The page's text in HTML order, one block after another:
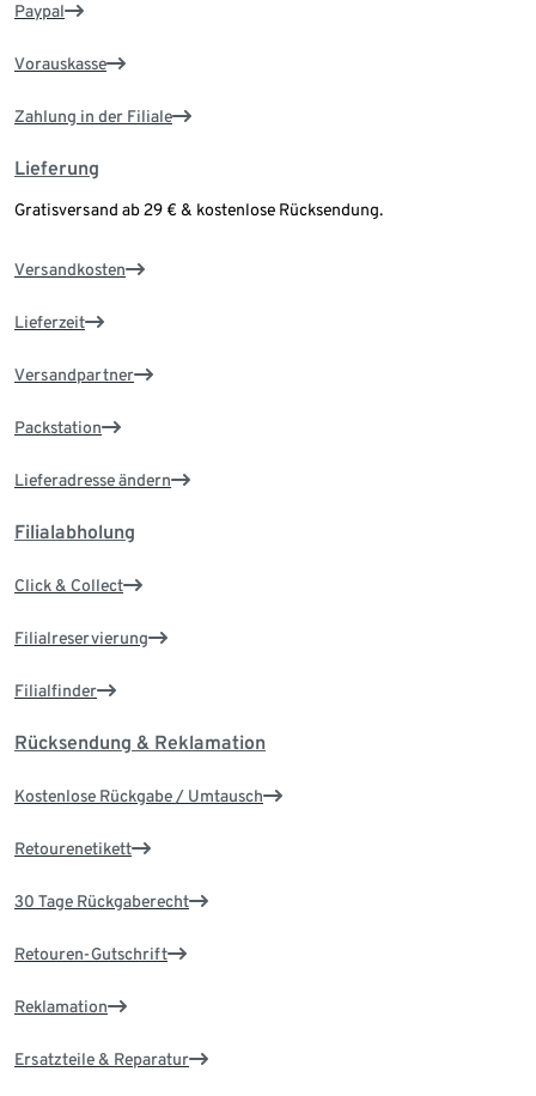
Paypal
Vorauskasse
Zahlung in der Filiale
Lieferung
Gratisversand ab 29 € & kostenlose Rücksendung.
Versandkosten
Lieferzeit
Versandpartner
Packstation
Lieferadresse ändern
Filialabholung
Click & Collect
Filialreservierung
Filialfinder
Rücksendung & Reklamation
Kostenlose Rückgabe / Umtausch
Retourenetikett
30 Tage Rückgaberecht
Retouren-Gutschrift
Reklamation
Ersatzteile & Reparatur